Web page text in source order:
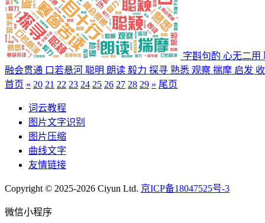
字斟句酌 心无二用
融会贯通 口若悬河 聪明 朗读 毅力 探寻 熟悉 观察 揣摩 启发
首页 « 20 21 22 23 24 25 26 27 28 29 » 尾页
词云教程
图片文字识别
图片压缩
曲线文字
友情链接
Copyright © 2025-2026 Ciyun Ltd. 京ICP备18047525号-3
微信小程序